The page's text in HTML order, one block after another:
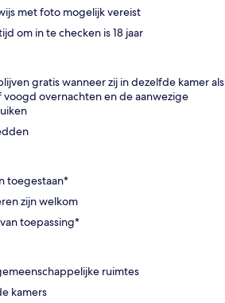
met foto mogelijk vereist
om in te checken is 18 jaar
gratis wanneer zij in dezelfde kamer als
voogd overnachten en de aanwezige
toegestaan*
zijn welkom
toepassing*
ruimtes
kamers